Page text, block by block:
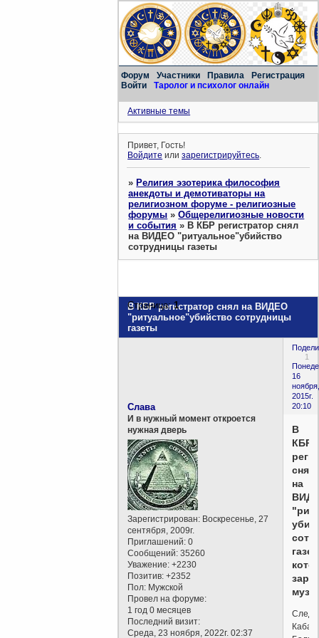
Форум Участники Правила
Регистрация
Войти
Таролог и психолог онлайн
Активные темы
Привет, Гость!
Войдите илизарегистрируйтесь.
»Религия эзотерика философия
анекдоты и демотиваторы на
религиозном форуме - религиозные
форумы »Общерелигиозные новости
и события »В КБР регистратор снял
на ВИДЕО "ритуальное"убийство
сотрудницы газеты
В КБР регистратор снял на ВИДЕО
"ритуальное"убийство сотрудницы
газеты
Страница:1
1
16
ноября,
2015г.
20:10
Слава
И в нужный момент откроется
нужная дверь
Зарегистрирован: Воскресенье, 27
сентября, 2009г.
Приглашений: 0
Сообщений: 35260
Уважение: +2230
Позитив: +2352
Пол: Мужской
Провел на форуме:
1 год 0 месяцев
Последний визит:
Среда, 23 ноября, 2022г. 02:37
В
КБР
снял
на